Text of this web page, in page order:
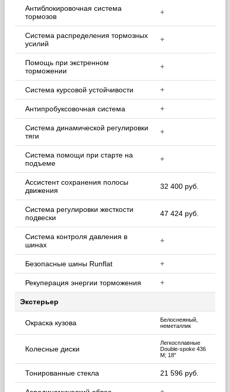
Антиблокировочная система
тормозов
+
Система распределения тормозных
усилий
+
Помощь при экстренном
торможении
+
Система курсовой устойчивости +
Антипробуксовочная система +
Система динамической регулировки
тяги
+
Система помощи при старте на
подъеме
+
Ассистент сохранения полосы
движения
32 400 руб.
Система регулировки жесткости
подвески
47 424 руб.
Система контроля давления в
шинах
+
Безопасные шины Runflat +
Рекуперация энергии торможения +
Экстерьер
Окраска кузова
Белоснежный,
неметаллик
Колесные диски
Легкосплавные
Double-spoke 436
M; 18"
Тонированные стекла 21 596 руб.